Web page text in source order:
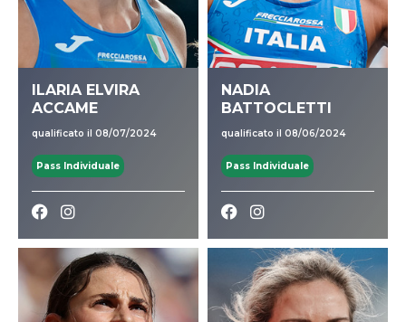
ILARIA ELVIRA
ACCAME
qualificato il 08/07/2024
Pass Individuale
NADIA
BATTOCLETTI
qualificato il 08/06/2024
Pass Individuale